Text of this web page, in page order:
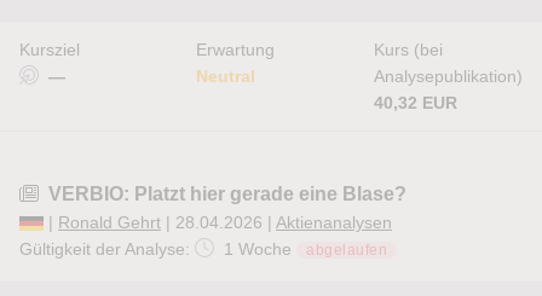
Kursziel
—
Erwartung
Neutral
Kurs (bei
Analysepublikation)
40,32 EUR
VERBIO: Platzt hier gerade eine Blase?
| Ronald Gehrt | 28.04.2026 | Aktienanalysen
Gültigkeit der Analyse:
1 Woche abgelaufen